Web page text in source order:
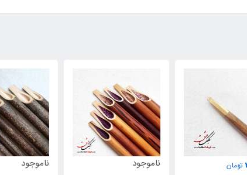
ناموجود ناموجود